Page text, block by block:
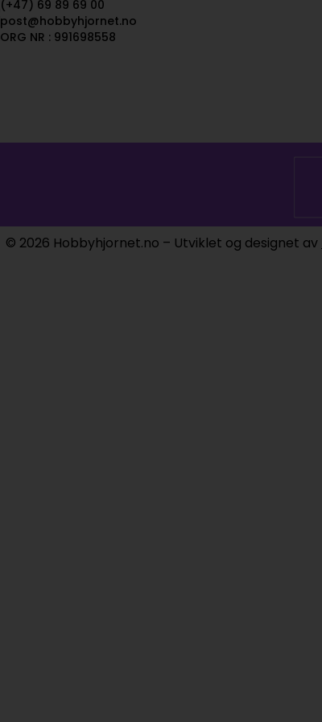
(+47) 69 89 69 00
post@hobbyhjornet.no
ORG NR : 991698558
© 2026 Hobbyhjornet.no – Utviklet og designet av